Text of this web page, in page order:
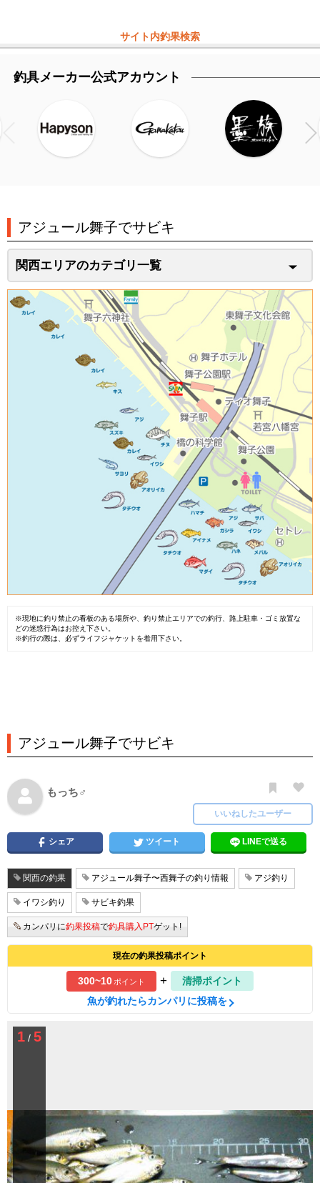
サイト内釣果検索
釣具メーカー公式アカウント
アジュール舞子でサビキ
関西エリアのカテゴリ一覧
※現地に釣り禁止の看板のある場所や、釣り禁止エリアでの釣行、路上駐車・ゴミ放置な
どの迷惑行為はお控え下さい。
※釣行の際は、必ずライフジャケットを着用下さい。
アジュール舞子でサビキ
もっち♂
いいねしたユーザー
シェア ツイート LINEで送る
関西の釣果 アジュール舞子〜西舞子の釣り情報 アジ釣り
イワシ釣り サビキ釣果
カンパリに釣果投稿で釣具購入PTゲット!
現在の釣果投稿ポイント
300~10ポイント +
清掃ポイント
魚が釣れたらカンパリに投稿を
1 / 5